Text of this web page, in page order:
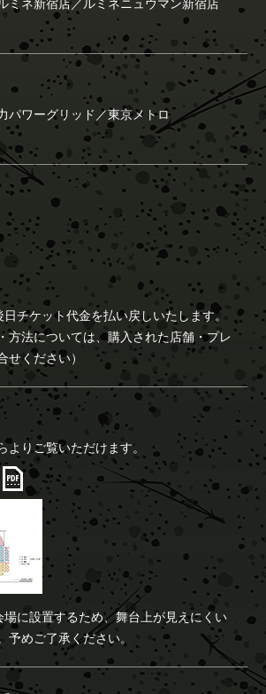
ミネ新宿店／ ルミネニュウマン新宿店
パワーグリッド／東京メトロ
チケット代金を払い戻しいたします。
方法については、購入された店舗・プレ
せください）
よりご覧いただけます。
に設置するため、舞台上が見えにくい
予めご了承ください。